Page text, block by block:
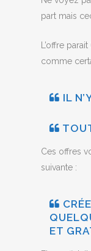
part mais
L’offre
comme
IL
Ces offres
suivante :
ET